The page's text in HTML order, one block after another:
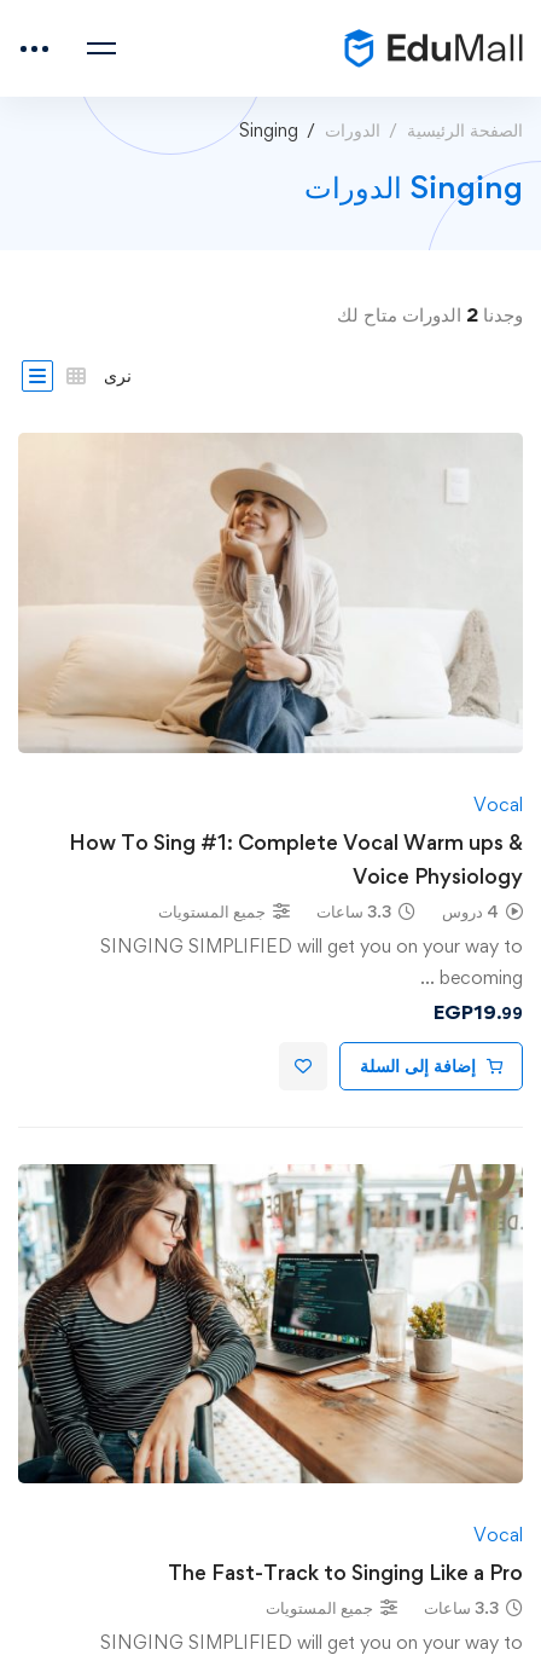
الصفحة الرئيسية الدورات Singing
Singing الدورات
وجدنا 2 الدورات متاح لك
نرى
Vocal
How To Sing #1: Complete Vocal Warm ups &
Voice Physiology
4 دروس 3.3 ساعات جميع المستويات
SINGING SIMPLIFIED will get you on your way to
becoming …
EGP19.99
إضافة إلى السلة
Vocal
The Fast-Track to Singing Like a Pro
3.3 ساعات جميع المستويات
SINGING SIMPLIFIED will get you on your way to